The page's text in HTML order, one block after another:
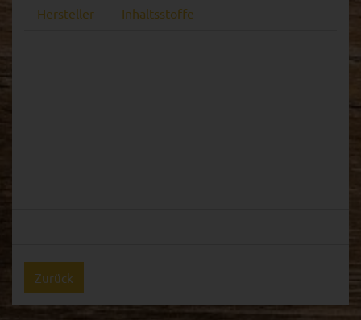
Hersteller Inhaltsstoffe
Zurück